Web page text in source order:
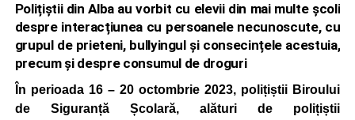
Polițiștii din Alba au vorbit cu elevii din mai multe școli
despre interacțiunea cu persoanele necunoscute, cu
grupul de prieteni, bullyingul și consecințele acestuia,
precum și despre consumul de droguri
În perioada 16 – 20 octombrie 2023, polițiștii Biroului
de Siguranță Școlară, alături de polițiștii